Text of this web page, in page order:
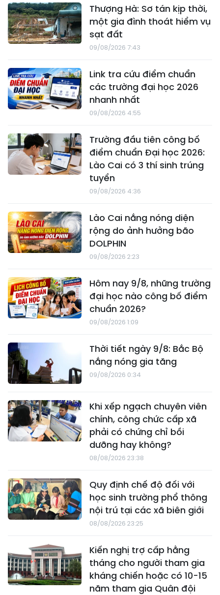
Thượng Hà: Sơ tán kịp thời,
một gia đình thoát hiểm vụ
sạt đất
09/08/2026 7:43
Link tra cứu điểm chuẩn
các trường đại học 2026
nhanh nhất
09/08/2026 4:55
Trường đầu tiên công bố
điểm chuẩn Đại học 2026:
Lào Cai có 3 thí sinh trúng
tuyển
09/08/2026 4:36
Lào Cai nắng nóng diện
rộng do ảnh hưởng bão
DOLPHIN
09/08/2026 2:23
Hôm nay 9/8, những trường
đại học nào công bố điểm
chuẩn 2026?
09/08/2026 1:09
Thời tiết ngày 9/8: Bắc Bộ
nắng nóng gia tăng
09/08/2026 0:34
Khi xếp ngạch chuyên viên
chính, công chức cấp xã
phải có chứng chỉ bồi
dưỡng hay không?
08/08/2026 23:38
Quy định chế độ đối với
học sinh trường phổ thông
nội trú tại các xã biên giới
08/08/2026 23:25
Kiến nghị trợ cấp hằng
tháng cho người tham gia
kháng chiến hoặc có 10-15
năm tham gia Quân đội